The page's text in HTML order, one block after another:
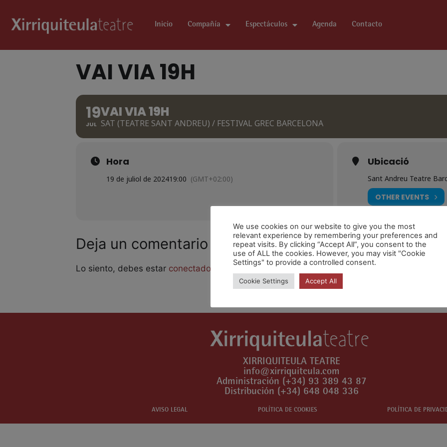
Inicio Compañía Espectáculos Agenda Contacto
VAI VIA 19H
19
JUL
VAI VIA 19H
SAT (TEATRE SANT ANDREU) / FESTIVAL GREC BARCELONA
Hora
19 de juliol de 202419:00 (GMT+02:00)
Ubicació
Sant Andreu Teatre
OTHER EVENTS
Deja un comentario
Lo siento, debes estar conectado para publicar un comentario.
XIRRIQUITEULA TEATRE
info@xirriquiteula.com
Administración (+34) 93 389 43 87
Distribución (+34) 648 048 336
AVISO LEGAL POLÍTICA DE COOKIES POLÍTICA DE
We use cookies on our website to give you the most
relevant experience by remembering your preferences and
repeat visits. By clicking “Accept All”, you consent to the
use of ALL the cookies. However, you may visit "Cookie
Settings" to provide a controlled consent.
Cookie Settings Accept All